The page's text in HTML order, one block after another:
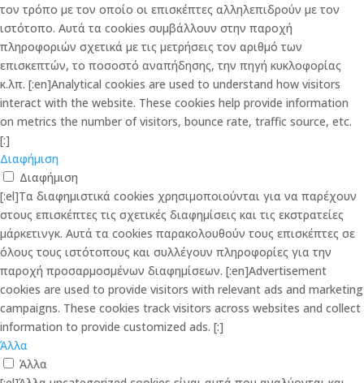
τον τρόπο με τον οποίο οι επισκέπτες αλληλεπιδρούν με τον
ιστότοπο. Αυτά τα cookies συμβάλλουν στην παροχή
πληροφοριών σχετικά με τις μετρήσεις τον αριθμό των
επισκεπτών, το ποσοστό αναπήδησης, την πηγή κυκλοφορίας
κ.λπ. [:en]Analytical cookies are used to understand how visitors
interact with the website. These cookies help provide information
on metrics the number of visitors, bounce rate, traffic source, etc.
[:]
Διαφήμιση
Διαφήμιση
[:el]Τα διαφημιστικά cookies χρησιμοποιούνται για να παρέχουν
στους επισκέπτες τις σχετικές διαφημίσεις και τις εκστρατείες
μάρκετινγκ. Αυτά τα cookies παρακολουθούν τους επισκέπτες σε
όλους τους ιστότοπους και συλλέγουν πληροφορίες για την
παροχή προσαρμοσμένων διαφημίσεων. [:en]Advertisement
cookies are used to provide visitors with relevant ads and marketing
campaigns. These cookies track visitors across websites and collect
information to provide customized ads. [:]
Άλλα
Άλλα